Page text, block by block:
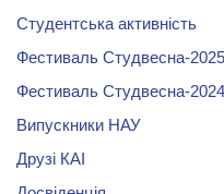
Студентська активність
Фестиваль Студвесна-2025
Фестиваль Студвесна-2024
Випускники НАУ
Друзі КАІ